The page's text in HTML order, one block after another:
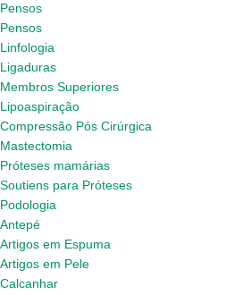
Pensos
Pensos
Linfologia
Ligaduras
Membros Superiores
Lipoaspiração
Compressão Pós Cirúrgica
Mastectomia
Próteses mamárias
Soutiens para Próteses
Podologia
Antepé
Artigos em Espuma
Artigos em Pele
Calcanhar